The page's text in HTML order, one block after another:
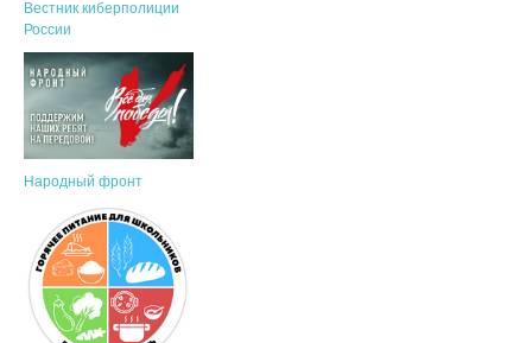
Вестник киберполиции
России
Народный фронт